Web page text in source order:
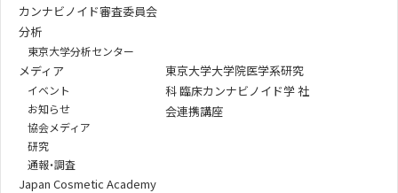
カンナビノイド審査委員会
分析
東京大学分析センター
メディア
イベント
お知らせ
協会メディア
研究
通報・調査
Japan Cosmetic Academy
東京大学大学院医学系研究
科 臨床カンナビノイド学 社
会連携講座